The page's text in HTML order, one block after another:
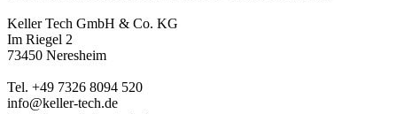
Keller Tech GmbH & Co. KG
Im Riegel 2
73450 Neresheim
Tel. +49 7326 8094 520
info@keller-tech.de